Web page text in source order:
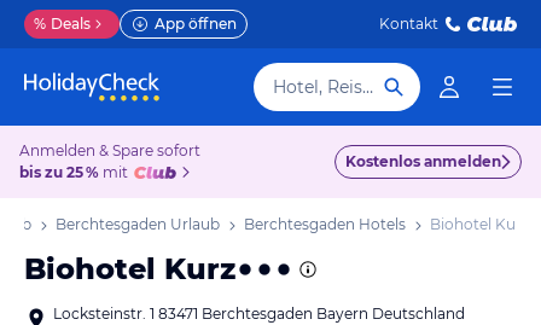
% Deals App öffnen Kontakt
Hotel, Reiseziel
Anmelden & Spare sofort
bis zu 25 % mit
Kostenlos anmelden
Berchtesgaden Urlaub Berchtesgaden Hotels Biohotel Kurz
Biohotel Kurz
Locksteinstr. 1 83471 Berchtesgaden Bayern Deutschland